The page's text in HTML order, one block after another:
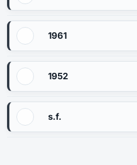
1961
1952
s.f.